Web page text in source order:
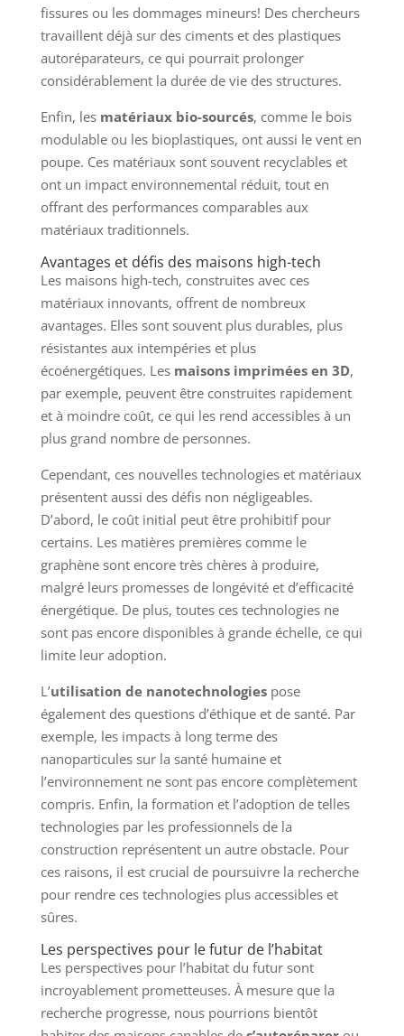
fissures ou les dommages mineurs! Des chercheurs
travaillent déjà sur des ciments et des plastiques
autoréparateurs, ce qui pourrait prolonger
considérablement la durée de vie des structures.
Enfin, les matériaux bio-sourcés, comme le bois
modulable ou les bioplastiques, ont aussi le vent en
poupe. Ces matériaux sont souvent recyclables et
ont un impact environnemental réduit, tout en
offrant des performances comparables aux
matériaux traditionnels.
Avantages et défis des maisons high-tech
Les maisons high-tech, construites avec ces
matériaux innovants, offrent de nombreux
avantages. Elles sont souvent plus durables, plus
résistantes aux intempéries et plus
écoénergétiques. Les maisons imprimées en 3D,
par exemple, peuvent être construites rapidement
et à moindre coût, ce qui les rend accessibles à un
plus grand nombre de personnes.
Cependant, ces nouvelles technologies et matériaux
présentent aussi des défis non négligeables.
D’abord, le coût initial peut être prohibitif pour
certains. Les matières premières comme le
graphène sont encore très chères à produire,
malgré leurs promesses de longévité et d’efficacité
énergétique. De plus, toutes ces technologies ne
sont pas encore disponibles à grande échelle, ce qui
limite leur adoption.
L’utilisation de nanotechnologiespose
également des questions d’éthique et de santé. Par
exemple, les impacts à long terme des
nanoparticules sur la santé humaine et
l’environnement ne sont pas encore complètement
compris. Enfin, la formation et l’adoption de telles
technologies par les professionnels de la
construction représentent un autre obstacle. Pour
ces raisons, il est crucial de poursuivre la recherche
pour rendre ces technologies plus accessibles et
sûres.
Les perspectives pour le futur de l’habitat
Les perspectives pour l’habitat du futur sont
incroyablement prometteuses. À mesure que la
recherche progresse, nous pourrions bientôt